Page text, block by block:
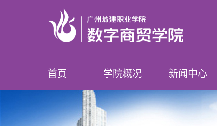
首页 学院概况
学院简介
领导介绍
专业设置
师资队伍
新闻中心
学院要闻
学院公告
榜样数贸人